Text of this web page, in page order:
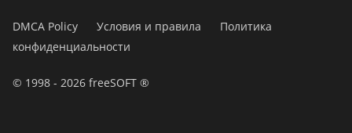
DMCA Policy Условия и правила
Политика
конфиденциальности
© 1998 - 2026 freeSOFT ®